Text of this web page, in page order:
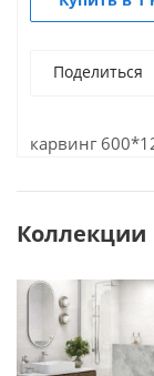
Поделиться
карвинг
Коллекции